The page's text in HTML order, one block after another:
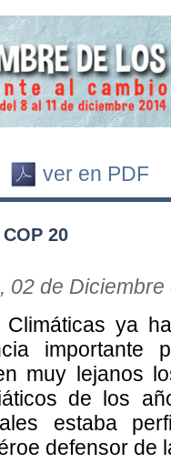
ver en PDF
20
02 de Diciembre
Climáticas ya
importante
muy lejanos
de los
estaba
defensor de